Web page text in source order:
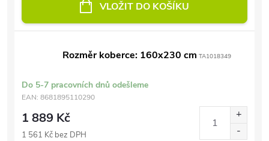
VLOŽIT DO KOŠÍKU
Rozměr koberce: 160x230 cm TA1018349
Do 5-7 pracovních dnů odešleme
EAN: 8681895110290
1 889 Kč
1 561 Kč bez DPH